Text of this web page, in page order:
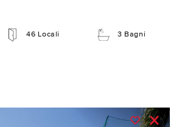
46 Locali 3 Bagni